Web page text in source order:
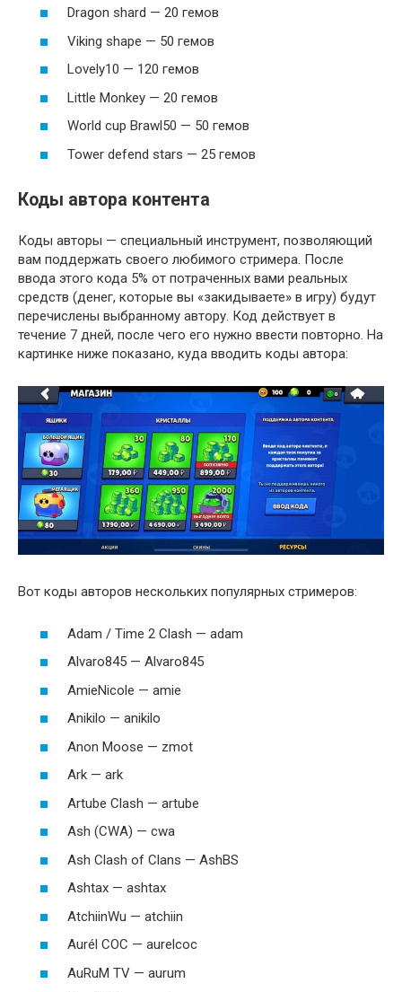
Dragon shard — 20 гемов
Viking shape — 50 гемов
Lovely10 — 120 гемов
Little Monkey — 20 гемов
World cup Brawl50 — 50 гемов
Tower defend stars — 25 гемов
Коды автора контента
Коды авторы — специальный инструмент, позволяющий
вам поддержать своего любимого стримера. После
ввода этого кода 5% от потраченных вами реальных
средств (денег, которые вы «закидываете» в игру) будут
перечислены выбранному автору. Код действует в
течение 7 дней, после чего его нужно ввести повторно. На
картинке ниже показано, куда вводить коды автора:
Вот коды авторов нескольких популярных стримеров:
Adam / Time 2 Clash — adam
Alvaro845 — Alvaro845
AmieNicole — amie
Anikilo — anikilo
Anon Moose — zmot
Ark — ark
Artube Clash — artube
Ash (CWA) — cwa
Ash Clash of Clans — AshBS
Ashtax — ashtax
AtchiinWu — atchiin
Aurél COC — aurelcoc
AuRuM TV — aurum